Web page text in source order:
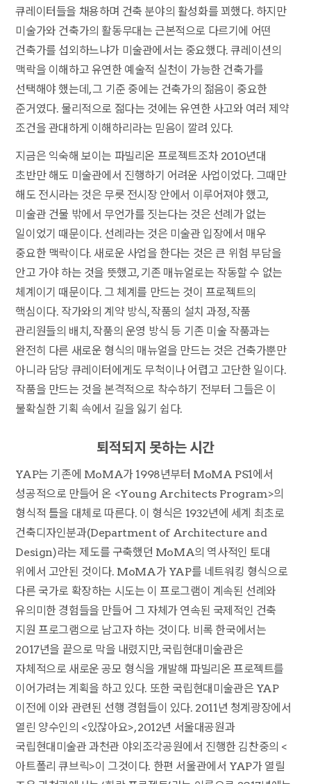
큐레이터들을 채용하며 건축 분야의 활성화를 꾀했다. 하지만
미술가와 건축가의 활동무대는 근본적으로 다르기에 어떤
건축가를 섭외하느냐가 미술관에서는 중요했다. 큐레이션의
맥락을 이해하고 유연한 예술적 실천이 가능한 건축가를
선택해야 했는데, 그 기준 중에는 건축가의 젊음이 중요한
준거였다. 물리적으로 젊다는 것에는 유연한 사고와 여러 제약
조건을 관대하게 이해하리라는 믿음이 깔려 있다.
지금은 익숙해 보이는 파빌리온 프로젝트조차 2010년대
초반만 해도 미술관에서 진행하기 어려운 사업이었다. 그때만
해도 전시라는 것은 무릇 전시장 안에서 이루어져야 했고,
미술관 건물 밖에서 무언가를 짓는다는 것은 선례가 없는
일이었기 때문이다. 선례라는 것은 미술관 입장에서 매우
중요한 맥락이다. 새로운 사업을 한다는 것은 큰 위험 부담을
안고 가야 하는 것을 뜻했고, 기존 매뉴얼로는 작동할 수 없는
체계이기 때문이다. 그 체계를 만드는 것이 프로젝트의
핵심이다. 작가와의 계약 방식, 작품의 설치 과정, 작품
관리원들의 배치, 작품의 운영 방식 등 기존 미술 작품과는
완전히 다른 새로운 형식의 매뉴얼을 만드는 것은 건축가뿐만
아니라 담당 큐레이터에게도 무척이나 어렵고 고단한 일이다.
작품을 만드는 것을 본격적으로 착수하기 전부터 그들은 이
불확실한 기획 속에서 길을 잃기 쉽다.
퇴적되지 못하는 시간
YAP는 기존에 MoMA가 1998년부터 MoMA PS1에서
성공적으로 만들어 온 <Young Architects Program>의
형식적 틀을 대체로 따른다. 이 형식은 1932년에 세계 최초로
건축디자인분과(Department of Architecture and
Design)라는 제도를 구축했던 MoMA의 역사적인 토대
위에서 고안된 것이다. MoMA가 YAP를 네트워킹 형식으로
다른 국가로 확장하는 시도는 이 프로그램이 계속된 선례와
유의미한 경험들을 만들어 그 자체가 연속된 국제적인 건축
지원 프로그램으로 남고자 하는 것이다. 비록 한국에서는
2017년을 끝으로 막을 내렸지만, 국립현대미술관은
자체적으로 새로운 공모 형식을 개발해 파빌리온 프로젝트를
이어가려는 계획을 하고 있다. 또한 국립현대미술관은 YAP
이전에 이와 관련된 선행 경험들이 있다. 2011년 청계광장에서
열린 양수인의 <있잖아요>, 2012년 서울대공원과
국립현대미술관 과천관 야외조각공원에서 진행한 김찬중의 <
아트폴리 큐브릭>이 그것이다. 한편 서울관에서 YAP가 열릴